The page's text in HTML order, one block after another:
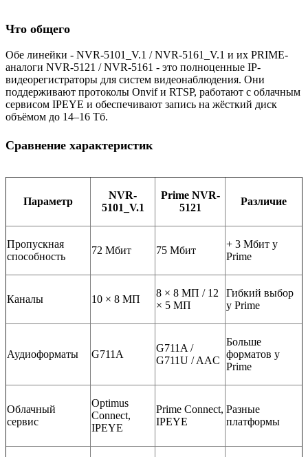
Что общего
Обе линейки - NVR-5101_V.1 / NVR-5161_V.1 и их PRIME-
аналоги NVR-5121 / NVR-5161 - это полноценные IP-
видеорегистраторы для систем видеонаблюдения. Они
поддерживают протоколы Onvif и RTSP, работают с облачным
сервисом IPEYE и обеспечивают запись на жёсткий диск
объёмом до 14–16 Тб.
Сравнение характеристик
Параметр
NVR-
5101_V.1
Prime NVR-
5121
Различие
Пропускная
способность
72 Мбит 75 Мбит
+ 3 Мбит у
Prime
Каналы 10 × 8 МП
8 × 8 МП / 12
× 5 МП
Гибкий выбор
у Prime
Аудиоформаты G711A
G711A /
G711U / AAC
Больше
форматов у
Prime
Облачный
сервис
Optimus
Connect,
IPEYE
Prime Connect,
IPEYE
Разные
платформы